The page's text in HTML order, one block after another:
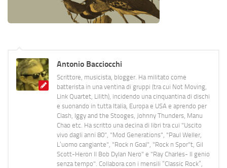
Antonio Bacciocchi
Scrittore, musicista, blogger. Ha militato come
batterista in una ventina di gruppi (tra cui Not Moving,
Link Quartet, Lilith), incidendo una cinquantina di dischi
e suonando in tutta Italia, Europa e USA e aprendo per
Clash, Iggy and the Stooges, Johnny Thunders, Manu
Chao etc. Ha scritto una decina di libri tra cui "Uscito
vivo dagli anni 80", "Mod Generations", "Paul Weller,
L’uomo cangiante", "Rock n Goal", "Rock n Spor"t, Gil
Scott-Heron Il Bob Dylan Nero" e "Ray Charles- Il genio
senza tempo". Collabora con i mensili “Classic Rock”,